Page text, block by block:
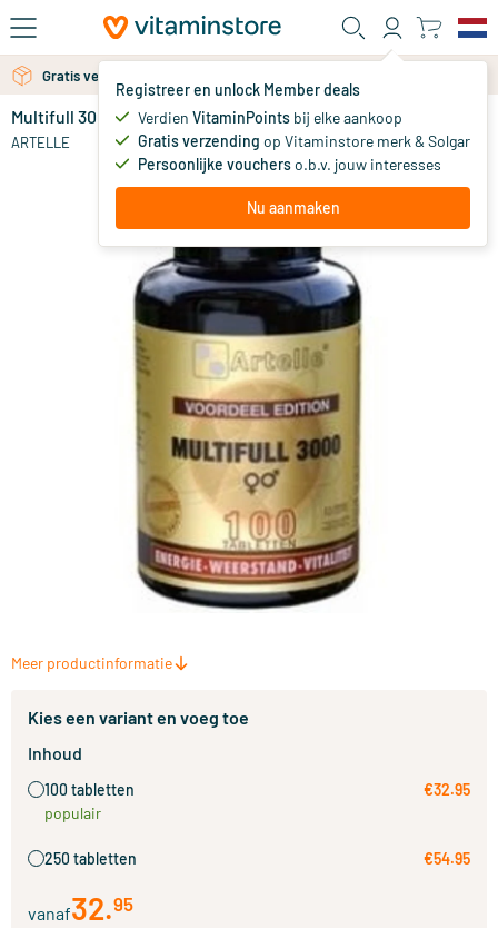
Ga naar de hoofdinhoud
Registreer en unlock Member deals
Verdien VitaminPoints bij elke aankoop
Gratis verzending op Vitaminstore merk & Solgar
Persoonlijke voucherso.b.v. jouw interesses
Nu aanmaken
Gratis verzending vanaf 25 euro
Gratis persoonlijk advies via chat of email
Multifull 3000
ARTELLE vanaf 32.
Meer productinformatie
Kies een variant en voeg toe
Inhoud
100 tabletten
populair
€32.95
250 tabletten €54.95
vanaf32.95